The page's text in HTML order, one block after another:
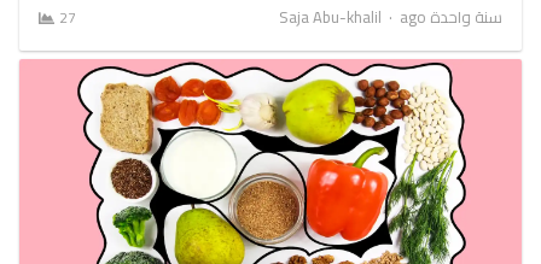
سنة واحدة ago
Author
Saja Abu-khalil
27